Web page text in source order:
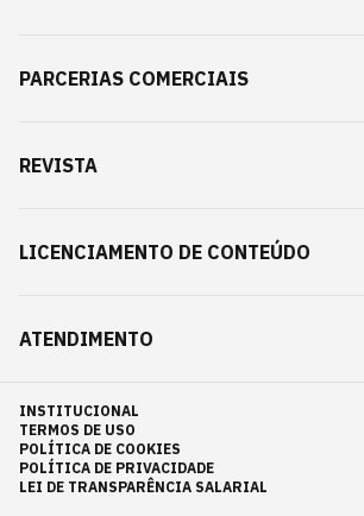
PARCERIAS COMERCIAIS
REVISTA
LICENCIAMENTO DE CONTEÚDO
ATENDIMENTO
INSTITUCIONAL
TERMOS DE USO
POLÍTICA DE COOKIES
POLÍTICA DE PRIVACIDADE
LEI DE TRANSPARÊNCIA SALARIAL